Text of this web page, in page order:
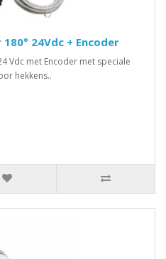
24Vdc + Encoder
Vdc met Encoder met speciale
hekkens..